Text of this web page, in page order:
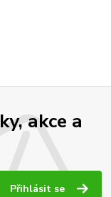
akce a
Přihlásit se